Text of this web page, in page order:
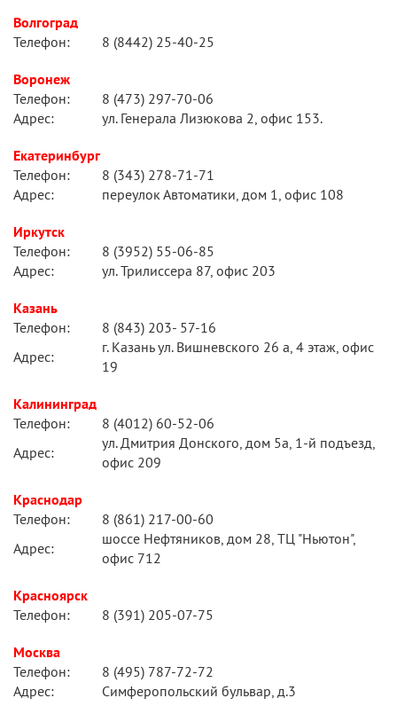
Волгоград
Телефон:
8 (8442) 25-40-25
Воронеж
Телефон:
8 (473) 297-70-06
Адрес:
ул. Генерала Лизюкова 2, офис 153.
Екатеринбург
Телефон:
8 (343) 278-71-71
Адрес:
переулок Автоматики, дом 1, офис 108
Иркутск
Телефон:
8 (3952) 55-06-85
Адрес:
ул. Трилиссера 87, офис 203
Казань
Телефон:
8 (843) 203- 57-16
Адрес:
г. Казань ул. Вишневского 26 а, 4 этаж, офис
19
Калининград
Телефон:
8 (4012) 60-52-06
Адрес:
ул. Дмитрия Донского, дом 5а, 1-й подъезд,
офис 209
Краснодар
Телефон:
8 (861) 217-00-60
Адрес:
шоссе Нефтяников, дом 28, ТЦ "Ньютон",
офис 712
Красноярск
Телефон:
8 (391) 205-07-75
Москва
Телефон:
8 (495) 787-72-72
Адрес:
Симферопольский бульвар, д.3